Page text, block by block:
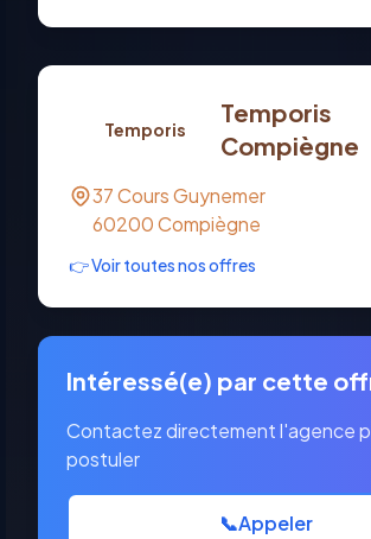
Temporis
Temporis
Compiègne
37 Cours Guynemer
60200Compiègne
👉 Voir toutes nos offres
Intéressé(e) par cette
Contactez directement l'agence
postuler
📞Appeler